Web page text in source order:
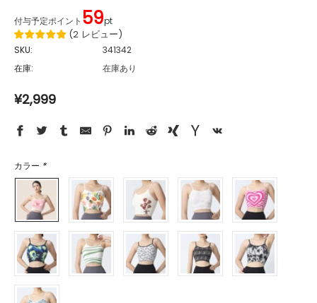
付与予定ポイント 59pt
(2 レビュー)
SKU:
341342
在庫:
在庫あり
¥2,999
カラー *